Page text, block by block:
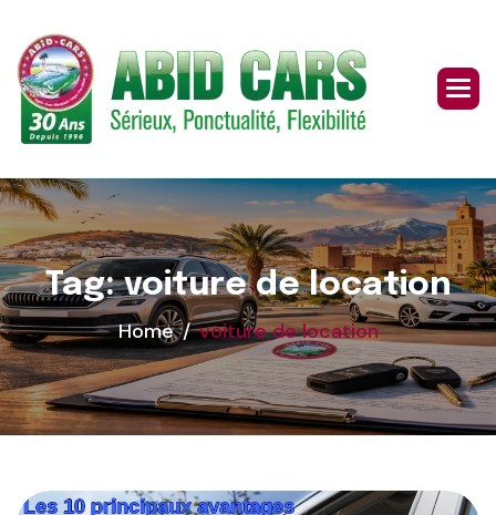
content
Tag: voiture de location
Home voiture de location